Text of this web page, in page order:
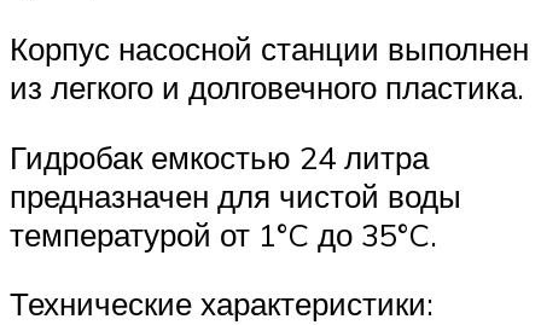
Корпус насосной станции выполнен
из легкого и долговечного пластика.
Гидробак емкостью 24 литра
предназначен для чистой воды
температурой от 1°C до 35°C.
Технические характеристики: